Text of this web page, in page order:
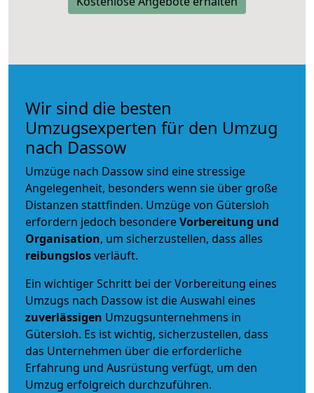
Wir sind die besten
Umzugsexperten für den Umzug
nach Dassow
Umzüge nach Dassow sind eine stressige
Angelegenheit, besonders wenn sie über große
Distanzen stattfinden. Umzüge von Gütersloh
erfordern jedoch besondereVorbereitung und
Organisation, um sicherzustellen, dass alles
reibungslosverläuft.
Ein wichtiger Schritt bei der Vorbereitung eines
Umzugs nach Dassow ist die Auswahl eines
zuverlässigen Umzugsunternehmens in
Gütersloh. Es ist wichtig, sicherzustellen, dass
das Unternehmen über die erforderliche
Erfahrung und Ausrüstung verfügt, um den
Umzug erfolgreich durchzuführen.